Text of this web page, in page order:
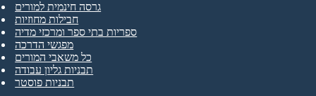
גרסה חינמית למורים
חבילות מחוזיות
ספריות בתי ספר ומרכזי מדיה
מפגשי הדרכה
כל משאבי המורים
תבניות גליון עבודה
תבניות פוסטר